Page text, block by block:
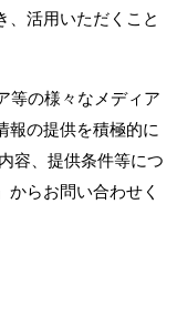
、活用いただくこと
等の様々なメディア
報の提供を積極的に
容、提供条件等につ
からお問い合わせく